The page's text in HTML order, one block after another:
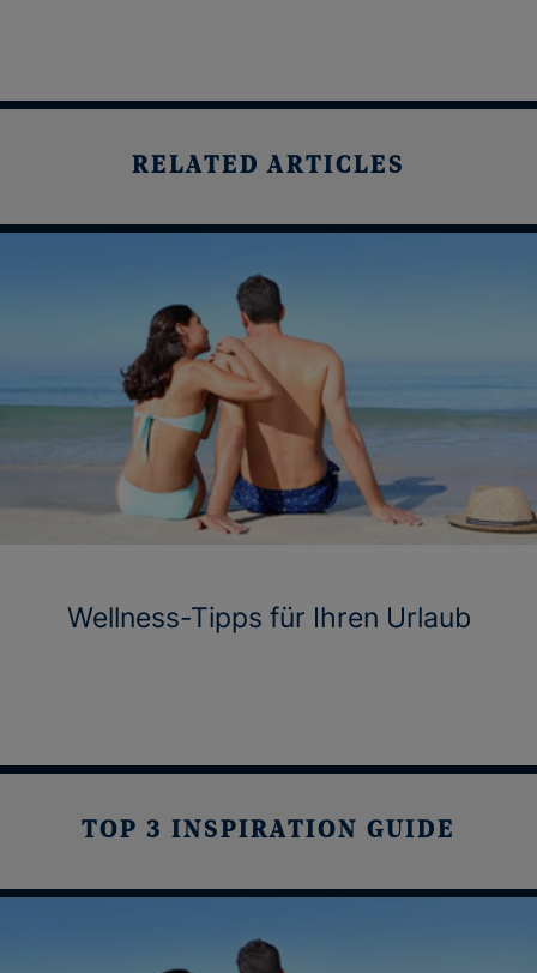
RELATED ARTICLES
Wellness-Tipps für Ihren Urlaub
TOP 3 INSPIRATION GUIDE